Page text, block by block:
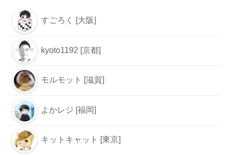
すごろく [大阪]
kyoto1192 [京都]
モルモット [滋賀]
よかレジ [福岡]
キットキャット [東京]